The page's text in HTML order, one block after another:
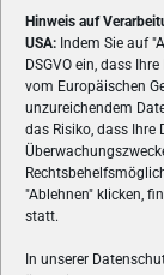
Hinweis auf
USA: Indem Sie auf
DSGVO ein, dass
vom Europäischen
unzureichendem
das Risiko, dass Ihre
"Ablehnen" klicken,
statt.
In unserer
VON
Spielemagazin
Reviews und